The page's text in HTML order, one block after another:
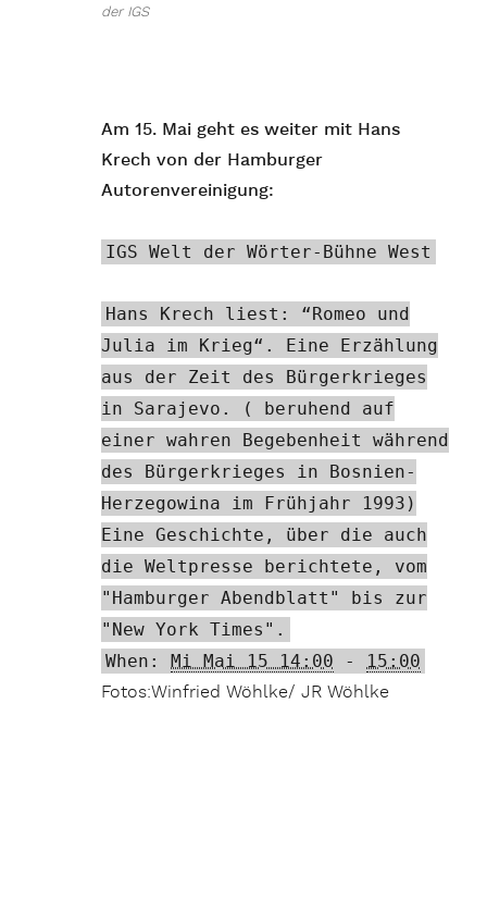
der IGS
Am 15. Mai geht es weiter mit Hans
Krech von der Hamburger
Autorenvereinigung:
IGS Welt der Wörter-Bühne West
Hans Krech liest: “Romeo und
Julia im Krieg“. Eine Erzählung
aus der Zeit des Bürgerkrieges
in Sarajevo. ( beruhend auf
einer wahren Begebenheit während
des Bürgerkrieges in Bosnien-
Herzegowina im Frühjahr 1993)
Eine Geschichte, über die auch
die Weltpresse berichtete, vom
"Hamburger Abendblatt" bis zur
"New York Times".
When:Mi Mai 15 14:00 - 15:00
Fotos:Winfried Wöhlke/ JR Wöhlke